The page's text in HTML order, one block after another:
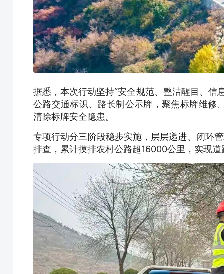
据悉，本次行动坚持“安全规范、整洁醒目、信
公路交通标识、路长制公示牌，聚焦标牌维修
清除标牌安全隐患。
专项行动分三阶段稳步实施，层层递进、闭环
排查，累计摸排农村公路超16000公里，实现